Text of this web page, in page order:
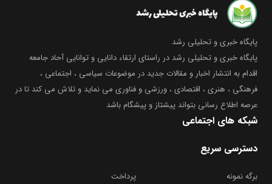
پایگاه خبری و تحلیلی رشد
پایگاه خبری و تحلیلی رشد در راستای ارتقاء دانایی و توانایی آحاد جامعه
اقدام به انتشار اخبار و مقالات جدید در موضوعات سیاسی ، اجتماعی ،
فرهنگی ، هنری ، اقتصادی ، ورزشی و فناوری می نماید و تلاش می کند تا در
عرصه اطلاع رسانی بتواند پیشتاز و پیشگام باشد
شبکه های اجتماعی
دسترسی سریع
برگه نمونه
پرداخت